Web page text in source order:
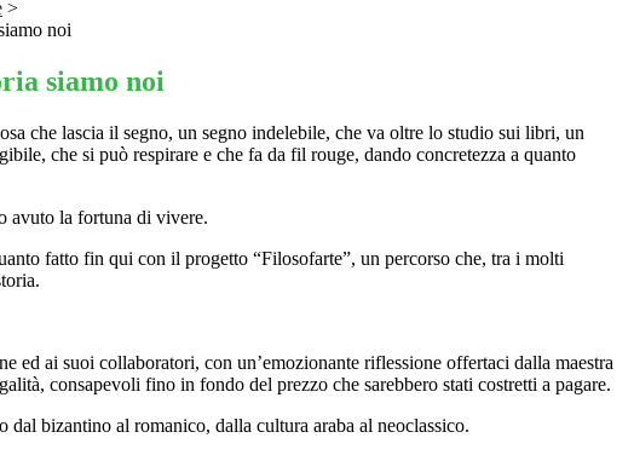
>
noi
siamo noi
che lascia il segno, un segno indelebile, che va oltre lo studio sui libri, un
che si può respirare e che fa da fil rouge, dando concretezza a quanto
avuto la fortuna di vivere.
fatto fin qui con il progetto “Filosofarte”, un percorso che, tra i molti
ai suoi collaboratori, con un’emozionante riflessione offertaci dalla maestra
consapevoli fino in fondo del prezzo che sarebbero stati costretti a pagare.
dal bizantino al romanico, dalla cultura araba al neoclassico.